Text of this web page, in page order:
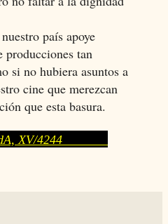
país apoye
producciones tan
si no hubiera asuntos a
cine que merezcan
que esta basura.
XV/4244